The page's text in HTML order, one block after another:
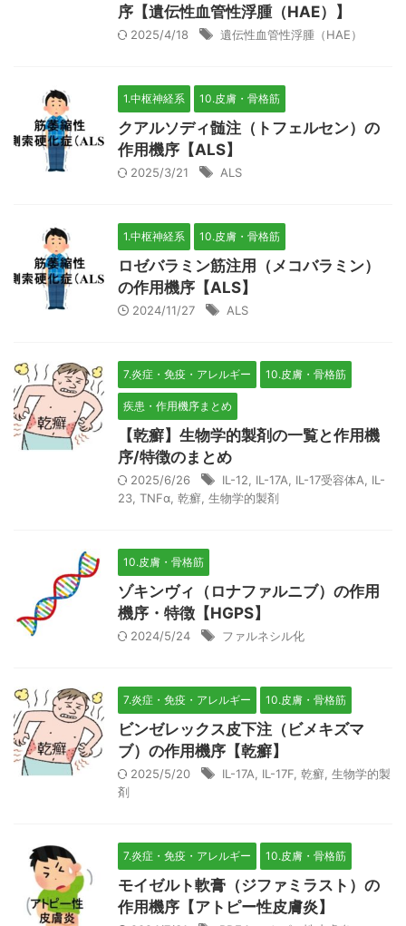
序【遺伝性血管性浮腫（HAE）】
2025/4/18 遺伝性血管性浮腫（HAE）
1.中枢神経系 10.皮膚・骨格筋
クアルソディ髄注（トフェルセン）の
作用機序【ALS】
2025/3/21 ALS
1.中枢神経系 10.皮膚・骨格筋
ロゼバラミン筋注用（メコバラミン）
の作用機序【ALS】
2024/11/27 ALS
7.炎症・免疫・アレルギー 10.皮膚・骨格筋
疾患・作用機序まとめ
【乾癬】生物学的製剤の一覧と作用機
序/特徴のまとめ
2025/6/26 IL-12 IL-17A IL-17受容体A
IL-
23 TNFα 乾癬 生物学的製剤
10.皮膚・骨格筋
ゾキンヴィ（ロナファルニブ）の作用
機序・特徴【HGPS】
2024/5/24 ファルネシル化
7.炎症・免疫・アレルギー 10.皮膚・骨格筋
ビンゼレックス皮下注（ビメキズマ
ブ）の作用機序【乾癬】
2025/5/20 IL-17A IL-17F 乾癬 生物学的製
剤
7.炎症・免疫・アレルギー 10.皮膚・骨格筋
モイゼルト軟膏（ジファミラスト）の
作用機序【アトピー性皮膚炎】